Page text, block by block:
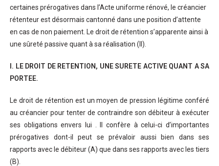
certaines prérogatives dans l’Acte uniforme rénové, le créancier
rétenteur est désormais cantonné dans une position d’attente
en cas de non paiement. Le droit de rétention s’apparente ainsi à
une sûreté passive quant à sa réalisation (II).
I. LE DROIT DE RETENTION, UNE SURETE ACTIVE QUANT A SA
PORTEE.
Le droit de rétention est un moyen de pression légitime conféré
au créancier pour tenter de contraindre son débiteur à exécuter
ses obligations envers lui . Il confère à celui-ci d’importantes
prérogatives dont-il peut se prévaloir aussi bien dans ses
rapports avec le débiteur (A) que dans ses rapports avec les tiers
(B).